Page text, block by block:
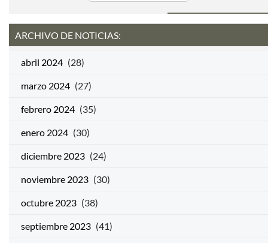
ARCHIVO DE NOTICIAS:
abril 2024 (28)
marzo 2024 (27)
febrero 2024 (35)
enero 2024 (30)
diciembre 2023 (24)
noviembre 2023 (30)
octubre 2023 (38)
septiembre 2023 (41)